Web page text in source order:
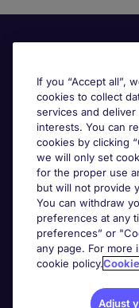
Useful information
Prix
Look for jobs in
Trends
If you “Accept all”,
cookies to collect
services and
interests. You can
cookies by clicking
we will only set
for the proper use
but will not provide
You can withdraw
preferences at any
preferences” or
any page. For more
cookie policy.
Adjust